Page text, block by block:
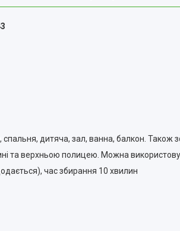
дитяча, зал, ванна, балкон. Також
та верхньою полицею. Можна
час збирання 10 хвилин